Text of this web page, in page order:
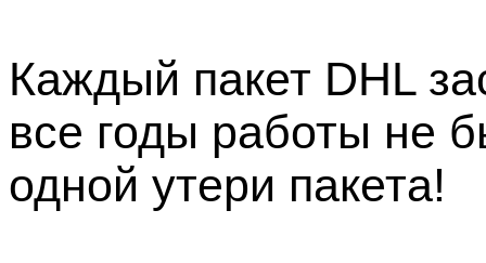
Каждый пакет DHL
все годы работы не
одной утери пакета!